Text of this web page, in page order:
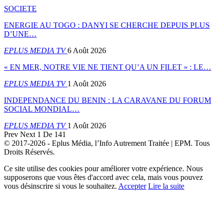
SOCIETE
ENERGIE AU TOGO : DANYI SE CHERCHE DEPUIS PLUS
D’UNE…
EPLUS MEDIA TV6 Août 2026
« EN MER, NOTRE VIE NE TIENT QU’A UN FILET » : LE…
EPLUS MEDIA TV1 Août 2026
INDEPENDANCE DU BENIN : LA CARAVANE DU FORUM
SOCIAL MONDIAL…
EPLUS MEDIA TV1 Août 2026
Prev Next 1 De 141
© 2017-2026 - Eplus Média, l’Info Autrement Traitée | EPM. Tous
Droits Réservés.
Ce site utilise des cookies pour améliorer votre expérience. Nous
supposerons que vous êtes d'accord avec cela, mais vous pouvez
vous désinscrire si vous le souhaitez. Accepter Lire la suite